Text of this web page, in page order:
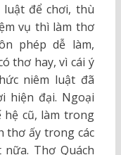
luật để chơi, thù
vụ thì làm thơ
phép dễ làm,
thơ hay, vì cái ý
niêm luật đã
hiện đại. Ngoại
cũ, làm trong
thơ ấy trong các
Thơ Quách